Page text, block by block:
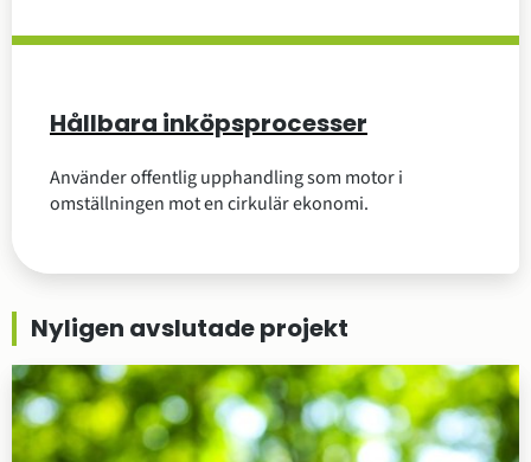
Hållbara inköpsprocesser
Använder offentlig upphandling som motor i
omställningen mot en cirkulär ekonomi.
Nyligen avslutade projekt